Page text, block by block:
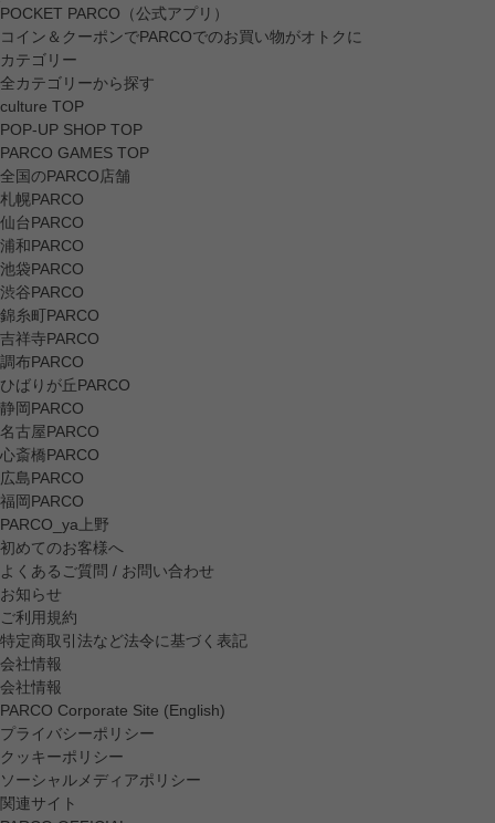
POCKET PARCO（公式アプリ）
コイン＆クーポンでPARCOでのお買い物がオトクに
カテゴリー
全カテゴリーから探す
culture TOP
POP-UP SHOP TOP
PARCO GAMES TOP
全国のPARCO店舗
札幌PARCO
仙台PARCO
浦和PARCO
池袋PARCO
渋谷PARCO
錦糸町PARCO
吉祥寺PARCO
調布PARCO
ひばりが丘PARCO
静岡PARCO
名古屋PARCO
心斎橋PARCO
広島PARCO
福岡PARCO
PARCO_ya上野
初めてのお客様へ
よくあるご質問 / お問い合わせ
お知らせ
ご利用規約
特定商取引法など法令に基づく表記
会社情報
会社情報
PARCO Corporate Site (English)
プライバシーポリシー
クッキーポリシー
ソーシャルメディアポリシー
関連サイト